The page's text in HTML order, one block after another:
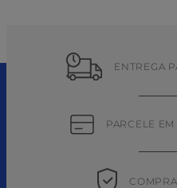
ENTREGA
PARCELE EM